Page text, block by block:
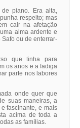
piano. Era alta,
respeito; mas
cair na afetação
alma ardente e
ou de enterrar-
que tinha para
os anos e a fadiga
parte nos labores
onde quer que
suas maneiras, a
fascinante, e mais
acima de toda a
as famílias.